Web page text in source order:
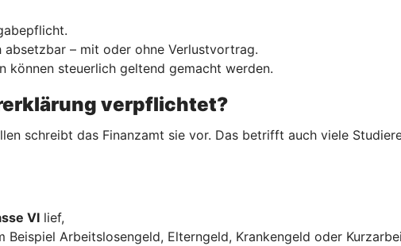
– mit oder ohne Verlustvortrag.
können steuerlich geltend gemacht werden.
verpflichtet?
schreibt das Finanzamt sie vor. Das betrifft auch viele
VI lief,
Beispiel Arbeitslosengeld, Elterngeld, Krankengeld oder